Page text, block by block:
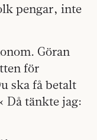
pengar, inte
Göran
för
ska få betalt
Då tänkte jag: